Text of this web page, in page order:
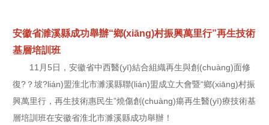
安徽省濉溪縣成功舉辦“鄉(xiāng)村振興萬里行”再生技術
基層培訓班
11月5日，安徽省中西醫(yī)結合組織再生與創(chuàng)面修
復?？坡?lián)盟淮北市濉溪縣聯(lián)盟成立大會暨“鄉(xiāng)村振
興萬里行，再生技術惠民生”燒傷創(chuàng)瘍再生醫(yī)療技術基
層培訓班在安徽省淮北市濉溪縣成功舉辦！